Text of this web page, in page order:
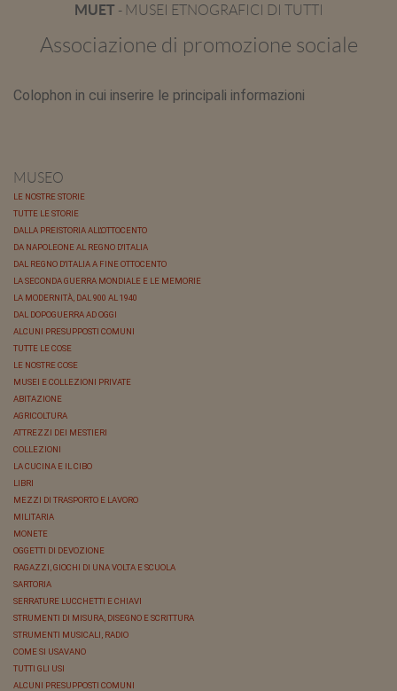
MUET - MUSEI ETNOGRAFICI DI TUTTI
Associazione di promozione sociale
Colophon in cui inserire le principali informazioni
MUSEO
LE NOSTRE STORIE
TUTTE LE STORIE
DALLA PREISTORIA ALL'OTTOCENTO
DA NAPOLEONE AL REGNO D'ITALIA
DAL REGNO D'ITALIA A FINE OTTOCENTO
LA SECONDA GUERRA MONDIALE E LE MEMORIE
LA MODERNITÀ, DAL 900 AL 1940
DAL DOPOGUERRA AD OGGI
ALCUNI PRESUPPOSTI COMUNI
TUTTE LE COSE
LE NOSTRE COSE
MUSEI E COLLEZIONI PRIVATE
ABITAZIONE
AGRICOLTURA
ATTREZZI DEI MESTIERI
COLLEZIONI
LA CUCINA E IL CIBO
LIBRI
MEZZI DI TRASPORTO E LAVORO
MILITARIA
MONETE
OGGETTI DI DEVOZIONE
RAGAZZI, GIOCHI DI UNA VOLTA E SCUOLA
SARTORIA
SERRATURE LUCCHETTI E CHIAVI
STRUMENTI DI MISURA, DISEGNO E SCRITTURA
STRUMENTI MUSICALI, RADIO
COME SI USAVANO
TUTTI GLI USI
ALCUNI PRESUPPOSTI COMUNI